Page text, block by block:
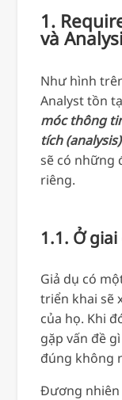
1.
và
Như hình
Analyst tồn
móc thông
tích (analysis)
sẽ có những
riêng.
1.1. Ở
Giả dụ có
triển khai sẽ
của họ. Khi
gặp vấn đề
đúng không
Đương nhiên